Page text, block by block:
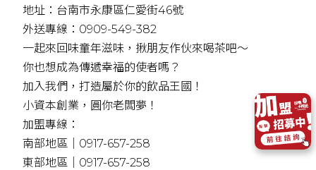
地址：台南市永康區仁愛街46號
外送專線：0909-549-382
一起來回味童年滋味，揪朋友作伙來喝茶吧～
你也想成為傳遞幸福的使者嗎？
加入我們，打造屬於你的飲品王國！
小資本創業，圓你老闆夢！
加盟專線：
南部地區｜0917-657-258
東部地區｜0917-657-258